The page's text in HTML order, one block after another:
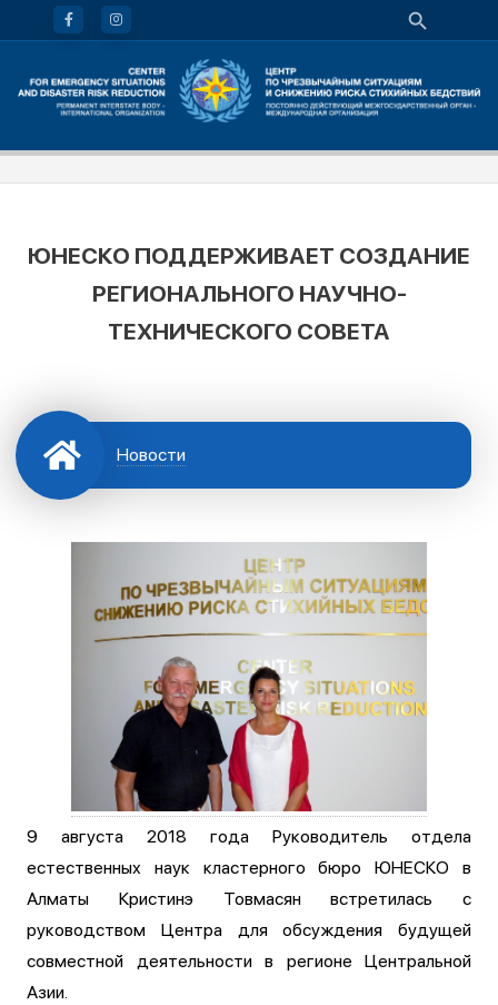
ЮНЕСКО ПОДДЕРЖИВАЕТ СОЗДАНИЕ
РЕГИОНАЛЬНОГО НАУЧНО-
ТЕХНИЧЕСКОГО СОВЕТА
Новости
9 августа 2018 года Руководитель отдела
естественных наук кластерного бюро ЮНЕСКО в
Алматы Кристинэ Товмасян встретилась с
руководством Центра для обсуждения будущей
совместной деятельности в регионе Центральной
Азии.